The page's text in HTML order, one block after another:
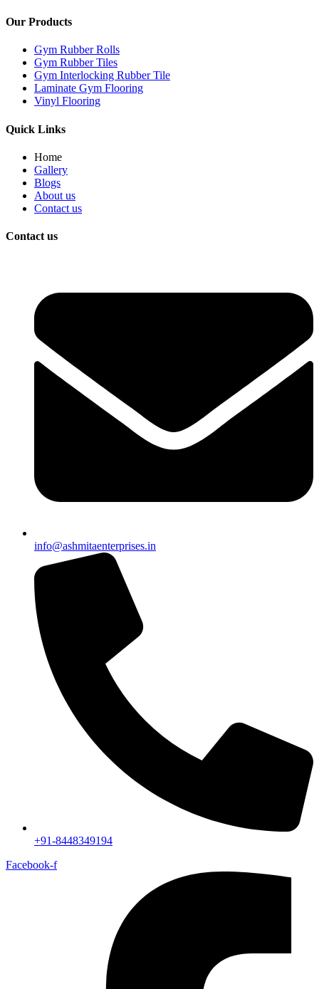
Our Products
Gym Rubber Rolls
Gym Rubber Tiles
Gym Interlocking Rubber Tile
Laminate Gym Flooring
Vinyl Flooring
Quick Links
Home
Gallery
Blogs
About us
Contact us
Contact us
info@ashmitaenterprises.in
+91-8448349194
Facebook-f